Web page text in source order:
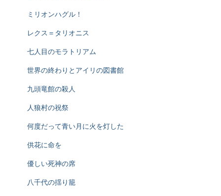
ミリオンハグル！
レクス＝タリオニス
七人目のモラトリアム
世界の終わりとアイリの図書館
九頭竜館の殺人
人狼村の祝祭
何度だって青い月に火を灯した
供花に命を
優しい死神の席
八千代の揺り籠